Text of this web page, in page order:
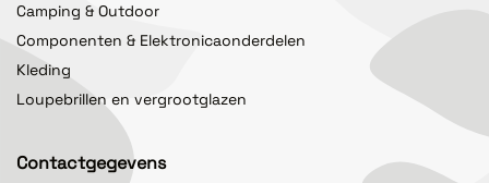
Camping & Outdoor
Componenten & Elektronicaonderdelen
Kleding
Loupebrillen en vergrootglazen
Contactgegevens